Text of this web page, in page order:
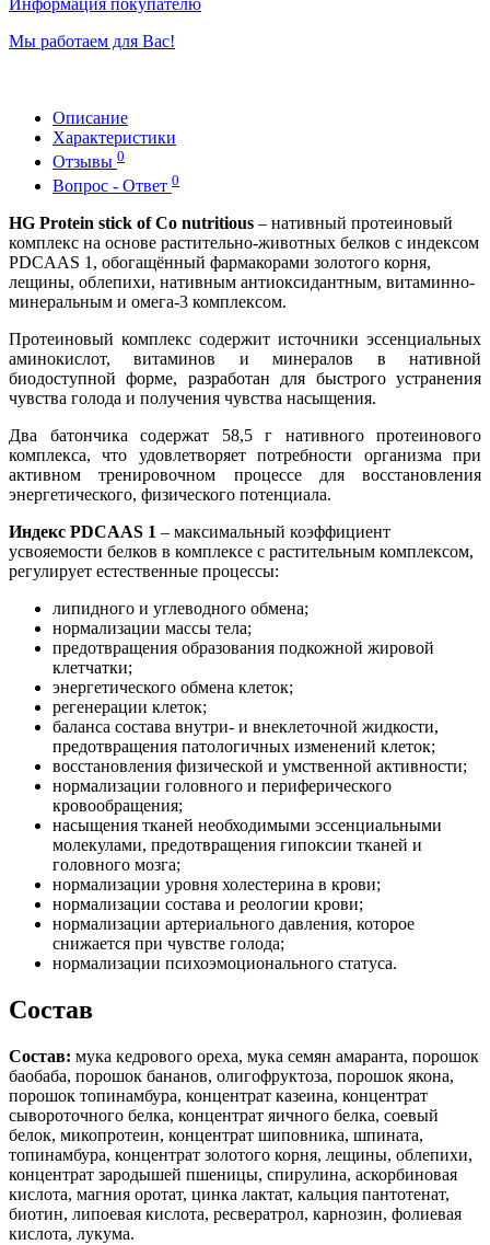
Мы работаем для Вас!
Описание
Характеристики
Отзывы 0
Вопрос - Ответ 0
HG Protein stick of Co nutritious – нативный протеиновый
комплекс на основе растительно-животных белков с индексом
PDСAAS 1, обогащённый фармакорами золотого корня,
лещины, облепихи, нативным антиоксидантным, витаминно-
минеральным и омега-3 комплексом.
Протеиновый комплекс содержит источники эссенциальных
аминокислот, витаминов и минералов в нативной
биодоступной форме, разработан для быстрого устранения
чувства голода и получения чувства насыщения.
Два батончика содержат 58,5 г нативного протеинового
комплекса, что удовлетворяет потребности организма при
активном тренировочном процессе для восстановления
энергетического, физического потенциала.
Индекс PDСAAS 1 – максимальный коэффициент
усвояемости белков в комплексе с растительным комплексом,
регулирует естественные процессы:
липидного и углеводного обмена;
нормализации массы тела;
предотвращения образования подкожной жировой
клетчатки;
энергетического обмена клеток;
регенерации клеток;
баланса состава внутри- и внеклеточной жидкости,
предотвращения патологичных изменений клеток;
восстановления физической и умственной активности;
нормализации головного и периферического
кровообращения;
насыщения тканей необходимыми эссенциальными
молекулами, предотвращения гипоксии тканей и
головного мозга;
нормализации уровня холестерина в крови;
нормализации состава и реологии крови;
нормализации артериального давления, которое
снижается при чувстве голода;
нормализации психоэмоционального статуса.
Состав
Состав: мука кедрового ореха, мука семян амаранта, порошок
баобаба, порошок бананов, олигофруктоза, порошок якона,
порошок топинамбура, концентрат казеина, концентрат
сывороточного белка, концентрат яичного белка, соевый
белок, микопротеин, концентрат шиповника, шпината,
топинамбура, концентрат золотого корня, лещины, облепихи,
концентрат зародышей пшеницы, спирулина, аскорбиновая
кислота, магния оротат, цинка лактат, кальция пантотенат,
биотин, липоевая кислота, ресвератрол, карнозин, фолиевая
кислота, лукума.